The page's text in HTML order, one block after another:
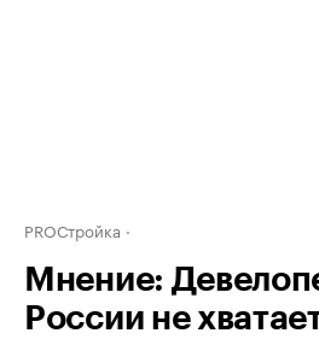
PROСтройка
Мнение:
России не